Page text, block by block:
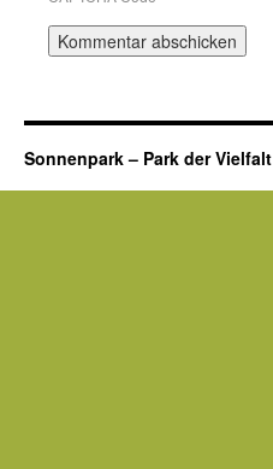
Sonnenpark – Park der Vielfalt